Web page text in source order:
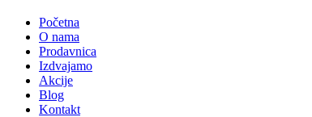
Početna
O nama
Prodavnica
Izdvajamo
Akcije
Blog
Kontakt